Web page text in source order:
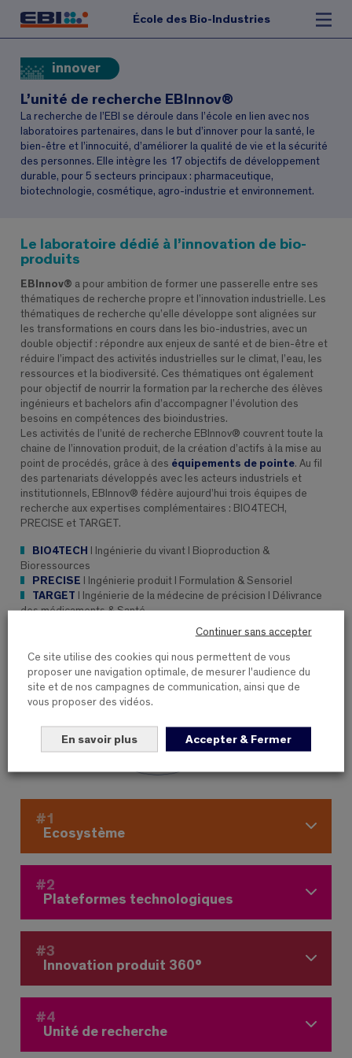
École des Bio-Industries
innover
L’unité de recherche EBInnov®
La recherche de l’EBI se déroule dans l’école en lien avec nos
laboratoires partenaires, dans le but d’innover pour la santé, le
bien-être et l’innocuité, d’améliorer la qualité de vie et la sécurité
des personnes. Elle intègre les 17 objectifs de développement
durable, pour 5 secteurs principaux : pharmaceutique,
biotechnologie, cosmétique, agro-industrie et environnement.
Le laboratoire dédié à l’innovation de bio-
produits
EBInnov® a pour ambition de former une passerelle entre ses
thématiques de recherche propre et l’innovation industrielle. Les
thématiques de recherche qu’elle développe sont alignées sur
les transformations en cours dans les bio-industries, avec un
double objectif : répondre aux enjeux de santé et de bien-être et
réduire l’impact des activités industrielles sur le climat, l’eau, les
ressources et la biodiversité. Ces thématiques ont également
pour objectif de nourrir la formation par la recherche des élèves
ingénieurs et bachelors afin d’accompagner l’évolution des
besoins en compétences des bioindustries.
Les activités de l’unité de recherche EBInnov® couvrent toute la
chaine de l’innovation produit, de la création d’actifs à la mise au
point de procédés, grâce à des équipements de pointe. Au fil
des partenariats développés avec les acteurs industriels et
institutionnels, EBInnov® fédère aujourd’hui trois équipes de
recherche aux expertises complémentaires : BIO4TECH,
PRECISE et TARGET.
BIO4TECH
I Ingénierie du vivant I Bioproduction &
Bioressources
PRECISE
I Ingénierie produit I Formulation & Sensoriel
TARGET I Ingénierie de la médecine de précision I Délivrance
des médicaments & Santé
#1
Ecosystème
#2
Plateformes technologiques
#3
Innovation produit 360°
#4
Unité de recherche
Continuer sans accepter
Ce site utilise des cookies qui nous permettent de vous
proposer une navigation optimale, de mesurer l'audience du
site et de nos campagnes de communication, ainsi que de
vous proposer des vidéos.
En savoir plus Accepter & Fermer